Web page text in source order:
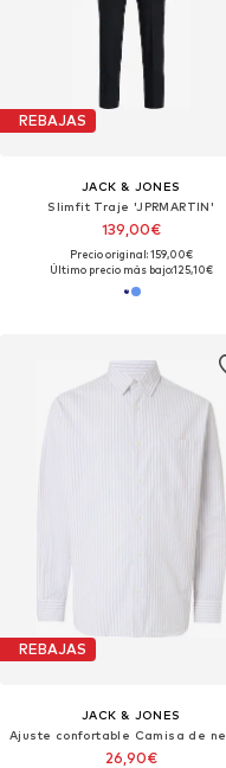
REBAJAS
JACK & JONES
Slimfit Traje 'JPRMARTIN'
139,00€
Precio original: 159,00€
Último precio más bajo:125,10€
REBAJAS
JACK & JONES
26,90€